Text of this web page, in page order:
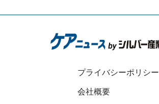
プライバシーポリシー
会社概要